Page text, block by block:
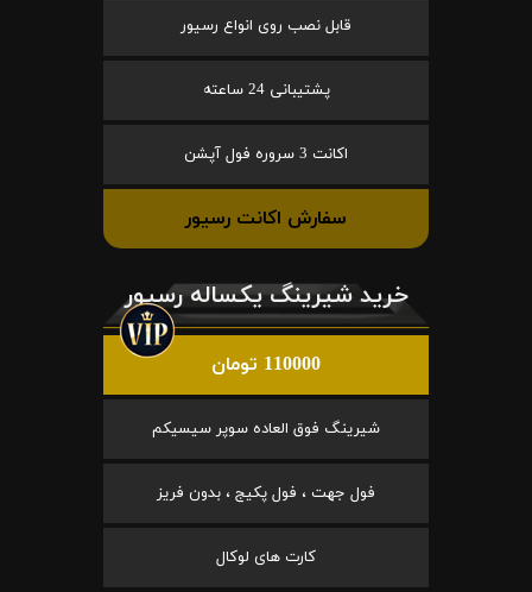
قابل نصب روی انواع رسیور
پشتیبانی 24 ساعته
اکانت 3 سروره فول آپشن
سفارش اکانت رسیور
خرید شیرینگ یکساله رسیور
110000 تومان
شیرینگ فوق العاده سوپر سیسیکم
فول جهت ، فول پکیج ، بدون فریز
کارت های لوکال